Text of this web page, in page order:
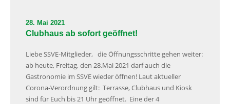
28. Mai 2021
Clubhaus ab sofort geöffnet!
Liebe SSVE-Mitglieder, die Öffnungsschritte gehen weiter:
ab heute, Freitag, den 28.Mai 2021 darf auch die
Gastronomie im SSVE wieder öffnen! Laut aktueller
Corona-Verordnung gilt: Terrasse, Clubhaus und Kiosk
sind für Euch bis 21 Uhr geöffnet. Eine der 4